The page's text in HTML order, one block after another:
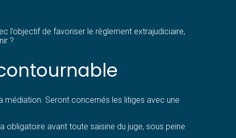
l’objectif de favoriser le règlement extrajudiciaire,
?
médiation. Seront concernés les litiges avec une
obligatoire avant toute saisine du juge, sous peine